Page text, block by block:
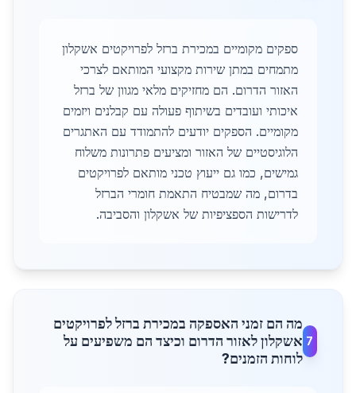
ספקים מקומיים במכירת ברזל לפרויקטים אשקלון
מתמחים במתן שירות מקצועי המותאם לצרכי
האזור הדרום. הם מחזיקים מלאי מגוון של ברזל
איכותי ועובדים בשיתוף פעולה עם קבלנים ויזמים
מקומיים. הספקים יודעים להתמודד עם האתגרים
הלוגיסטיים של האזור ומציעים פתרונות משלוח
גמישים, כמו גם ייעוץ טכני מותאם לפרויקטים
בדרום, מה שמבטיח התאמת חומרי הברזל
לדרישות הספציפיות של אשקלון והסביבה.
7
מה הם זמני האספקה במכירת ברזל לפרויקטים
אשקלון לאזור הדרום וכיצד הם משפיעים על
לוחות הזמנים?